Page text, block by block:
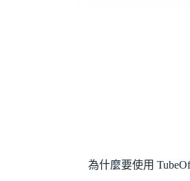
為什麼要使用